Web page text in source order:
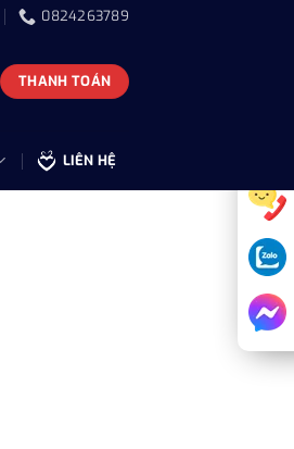
0824263789
THANH TOÁN
LIÊN HỆ